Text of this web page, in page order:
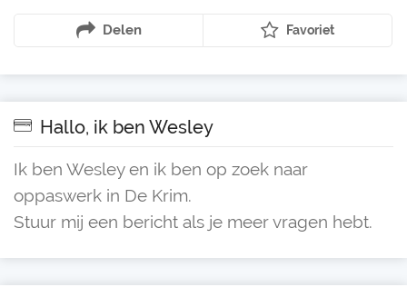
Delen Favoriet
Hallo, ik ben Wesley
Ik ben Wesley en ik ben op zoek naar
oppaswerk in De Krim.
Stuur mij een bericht als je meer vragen hebt.